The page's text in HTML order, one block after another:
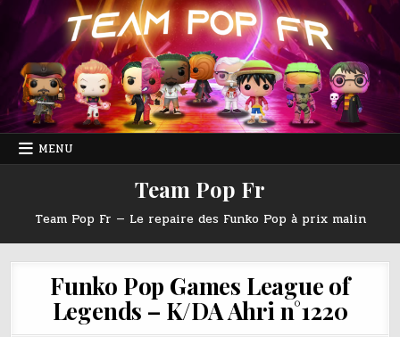
content
MENU
Team Pop Fr
Team Pop Fr — Le repaire des Funko Pop à prix malin
Funko Pop Games League of
Legends – K/DA Ahri n°1220